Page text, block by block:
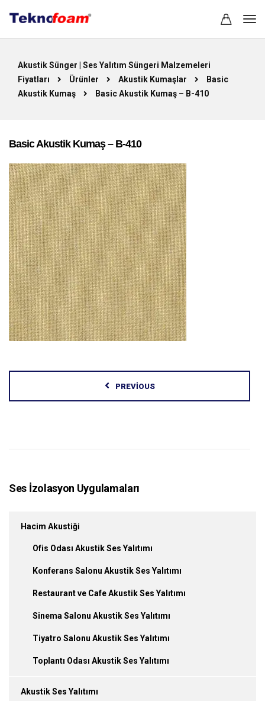
Akustik Sünger | Ses Yalıtım Süngeri Malzemeleri
Fiyatları
Ürünler Akustik Kumaşlar
Basic
Akustik Kumaş
Basic Akustik Kumaş – B-410
Basic Akustik Kumaş – B-410
PREVIOUS
Ses İzolasyon Uygulamaları
Hacim Akustiği
Ofis Odası Akustik Ses Yalıtımı
Konferans Salonu Akustik Ses Yalıtımı
Restaurant ve Cafe Akustik Ses Yalıtımı
Sinema Salonu Akustik Ses Yalıtımı
Tiyatro Salonu Akustik Ses Yalıtımı
Toplantı Odası Akustik Ses Yalıtımı
Akustik Ses Yalıtımı